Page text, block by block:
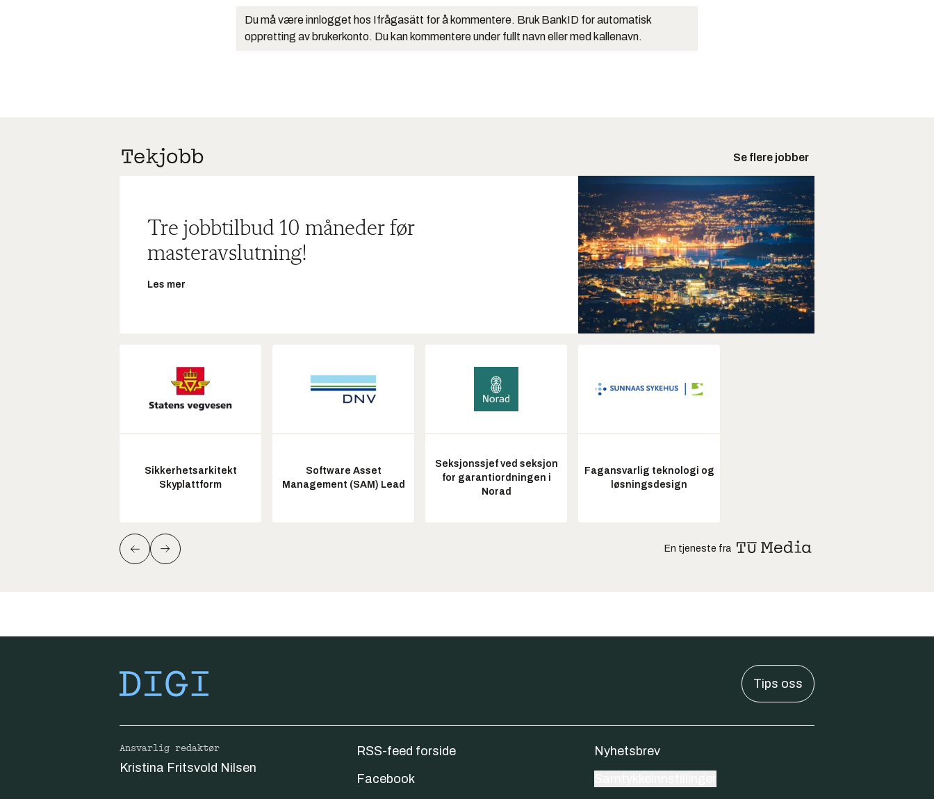
Du må være innlogget hos Ifrågasätt for å kommentere. Bruk BankID for automatisk
oppretting av brukerkonto. Du kan kommentere under fullt navn eller med kallenavn.
Se flere jobber
Tre jobbtilbud 10 måneder før
masteravslutning!
Les mer
Sikkerhetsarkitekt
Skyplattform
Software Asset
Management (SAM) Lead
Seksjonssjef ved seksjon
for garantiordningen i
Norad
Fagansvarlig teknologi og
løsningsdesign
En tjeneste fra
Tips oss
Ansvarlig redaktør
Kristina Fritsvold Nilsen
RSS-feed forside
Facebook
Nyhetsbrev